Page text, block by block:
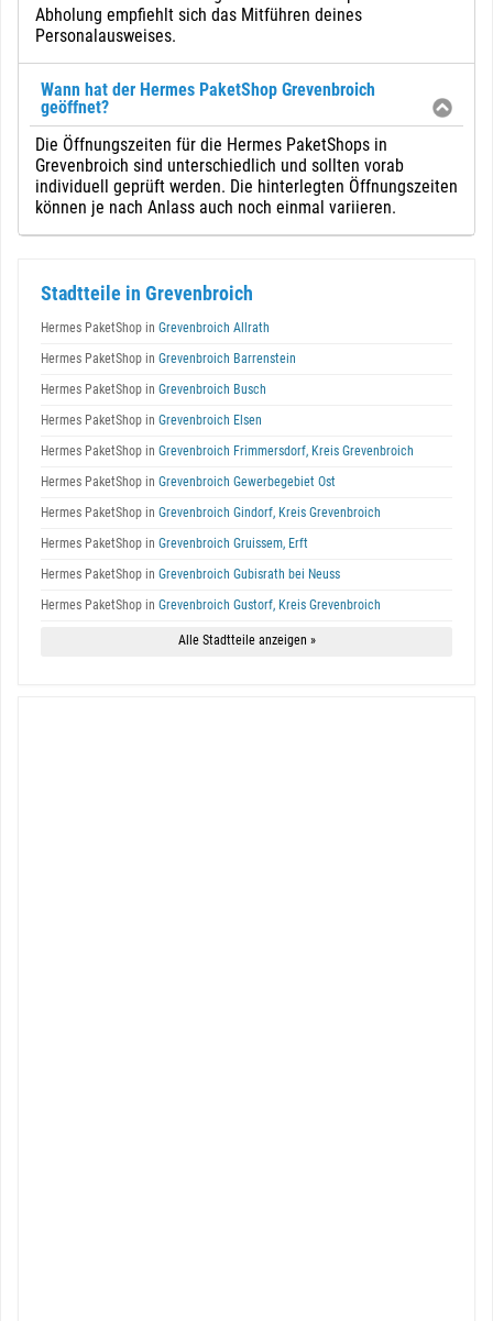
Abholung empfiehlt sich das Mitführen deines
Personalausweises.
Wann hat der Hermes PaketShop Grevenbroich
geöffnet?
Die Öffnungszeiten für die Hermes PaketShops in
Grevenbroich sind unterschiedlich und sollten vorab
individuell geprüft werden. Die hinterlegten Öffnungszeiten
können je nach Anlass auch noch einmal variieren.
Stadtteile in Grevenbroich
Hermes PaketShop in Grevenbroich Allrath
Hermes PaketShop in Grevenbroich Barrenstein
Hermes PaketShop in Grevenbroich Busch
Hermes PaketShop in Grevenbroich Elsen
Hermes PaketShop in Grevenbroich Frimmersdorf, Kreis Grevenbroich
Hermes PaketShop in Grevenbroich Gewerbegebiet Ost
Hermes PaketShop in Grevenbroich Gindorf, Kreis Grevenbroich
Hermes PaketShop in Grevenbroich Gruissem, Erft
Hermes PaketShop in Grevenbroich Gubisrath bei Neuss
Hermes PaketShop in Grevenbroich Gustorf, Kreis Grevenbroich
Alle Stadtteile anzeigen »